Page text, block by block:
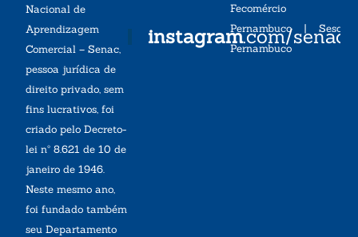
Nacional de
Aprendizagem
Comercial – Senac,
pessoa jurídica de
direito privado, sem
fins lucrativos, foi
criado pelo Decreto-
lei nº 8.621 de 10 de
janeiro de 1946.
Neste mesmo ano,
foi fundado também
seu Departamento
instagram.com/
Fecomércio
Pernambuco| Sesc
Pernambuco